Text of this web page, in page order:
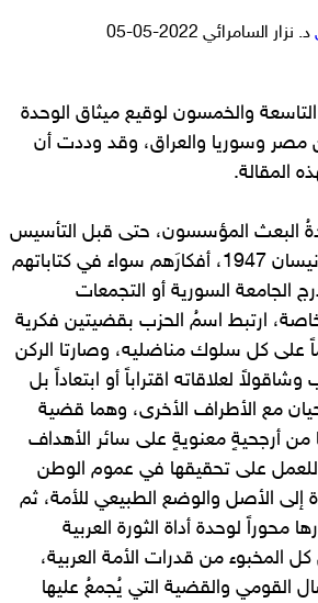
د. نزار السامرائي أرسل
2022-05-05
والخمسون لوقيع ميثاق الوحدة
بين مصر وسوريا والعراق، وقد وددت أن
المقالة.
البعث المؤسسون، حتى قبل التأسيس
الرسمي للحزب في 7 نيسان 1947، أفكارَهم سواء في كتاباتهم
الجامعة السورية أو التجمعات
ارتبط اسمُ الحزب بقضيتين فكرية
على كل سلوك مناضليه، وصارتا الركن
لعلاقاته اقتراباً أو ابتعاداً بل
مع الأطراف الأخرى، وهما قضية
من أرجحيةٍ معنويةٍ على سائر الأهداف
للعمل على تحقيقها في عموم الوطن
إلى الأصل والوضع الطبيعي للأمة، ثم
محوراً لوحدة أداة الثورة العربية
المخبوء من قدرات الأمة العربية،
القومي والقضية التي يُجمعُ عليها